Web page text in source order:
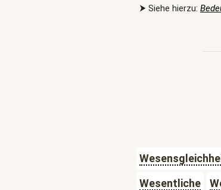
⮞ Siehe hierzu:
Wesentliche